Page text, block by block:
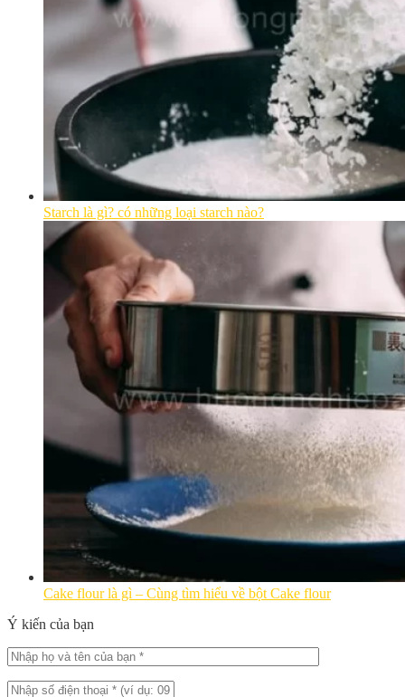
Starch là gì? có những loại starch nào?
Cake flour là gì – Cùng tìm hiểu về bột Cake flour
Ý kiến của bạn